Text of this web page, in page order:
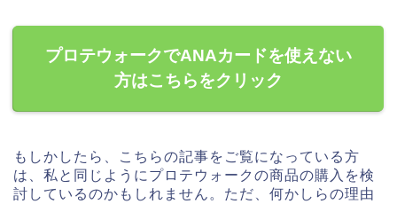
プロテウォークでANAカードを使えない
方はこちらをクリック
もしかしたら、こちらの記事をご覧になっている方
は、私と同じようにプロテウォークの商品の購入を検
討しているのかもしれません。ただ、何かしらの理由